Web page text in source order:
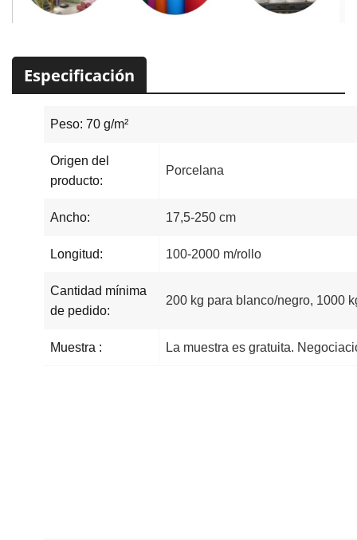
Especificación
Peso: 70 g/m²
Origen del
producto:
Porcelana
Ancho: 17,5-250 cm
Longitud: 100-2000 m/rollo
Cantidad mínima
de pedido:
200 kg para blanco/negro, 1000
Muestra : La muestra es gratuita.